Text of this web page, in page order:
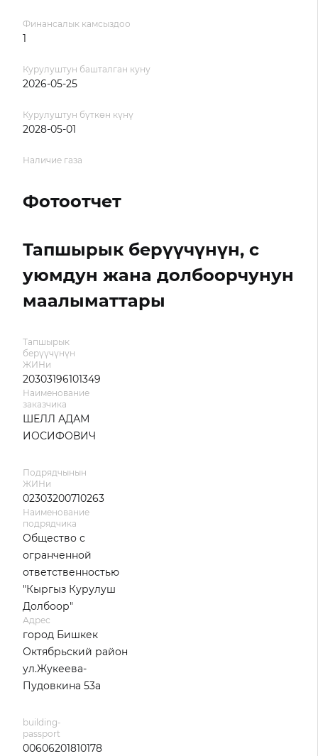
Финансалык камсыздоо
1
Курулуштун башталган куну
2026-05-25
Курулуштун бүткөн күнү
2028-05-01
Наличие газа
Фотоотчет
Тапшырык берүүчүнүн, с
уюмдун жана долбоорчунун
маалыматтары
Тапшырык
берүүчүнүн
ЖИНи
20303196101349
Наименование
заказчика
ШЕЛЛ АДАМ
ИОСИФОВИЧ
Подрядчынын
ЖИНи
02303200710263
Наименование
подрядчика
Общество с
огранченной
ответственностью
"Кыргыз Курулуш
Долбоор"
Адрес
город Бишкек
Октябрьский район
ул.Жукеева-
Пудовкина 53а
building-
passport
00606201810178